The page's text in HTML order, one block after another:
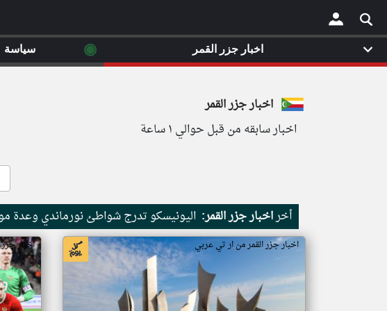
×
اخبار جزر القمر
اخبار سابقه من قبل حوالي ١ ساعة
أخراخبار جزر القمر: اليونيسكو تدرج شواطئ نورماندي وعدة
اخبار جزر القمر من ار تي عربي اخبار
اخبار جزر القمر ◉ سياسة